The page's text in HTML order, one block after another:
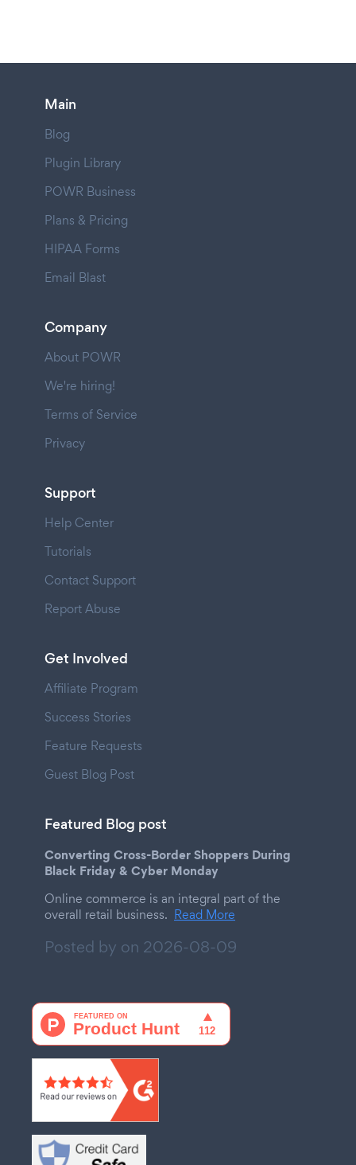
Main
Blog
Plugin Library
POWR Business
Plans & Pricing
HIPAA Forms
Email Blast
Company
About POWR
We're hiring!
Terms of Service
Privacy
Support
Help Center
Tutorials
Contact Support
Report Abuse
Get Involved
Affiliate Program
Success Stories
Feature Requests
Guest Blog Post
Featured Blog post
Converting Cross-Border Shoppers During
Black Friday & Cyber Monday
Online commerce is an integral part of the
overall retail business. Read More
Posted by on 2026-08-09